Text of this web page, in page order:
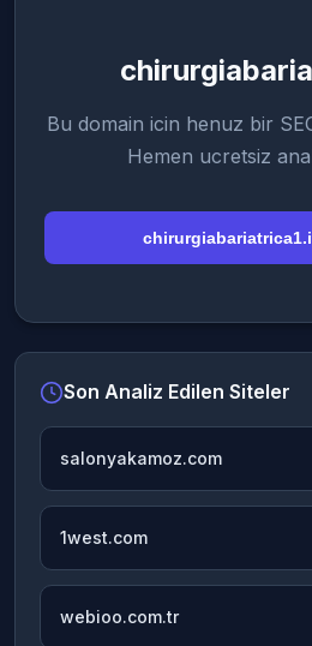
Bu domain icin henuz bir
Hemen ucretsiz
Son Analiz Edilen Siteler
salonyakamoz.com
1west.com
webioo.com.tr